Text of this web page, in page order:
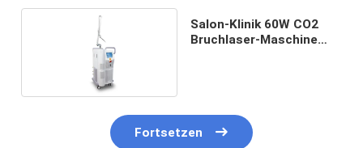
Salon-Klinik 60W CO2
Bruchlaser-Maschine
Fortsetzen